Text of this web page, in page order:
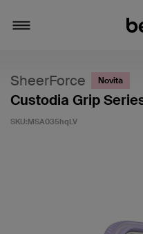
SheerForce Novità
Custodia Grip
SKU:MSA035hqLV